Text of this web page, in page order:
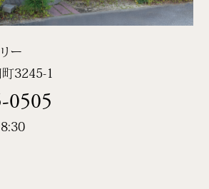
ー
町3245-1
0505